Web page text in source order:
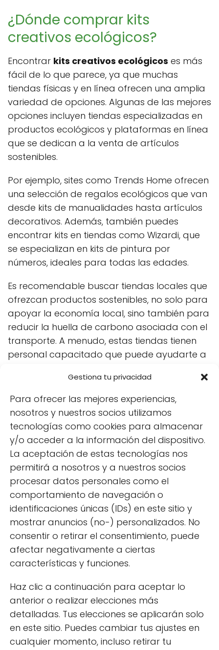
Gestiona tu privacidad
Para ofrecer las mejores experiencias,
nosotros y nuestros socios utilizamos
tecnologías como cookies para almacenar
y/o acceder a la información del dispositivo.
La aceptación de estas tecnologías nos
permitirá a nosotros y a nuestros socios
procesar datos personales como el
comportamiento de navegación o
identificaciones únicas (IDs) en este sitio y
mostrar anuncios (no-) personalizados. No
consentir o retirar el consentimiento, puede
afectar negativamente a ciertas
características y funciones.
Haz clic a continuación para aceptar lo
anterior o realizar elecciones más
detalladas. Tus elecciones se aplicarán solo
en este sitio. Puedes cambiar tus ajustes en
cualquier momento, incluso retirar tu
¿Dónde comprar kits
creativos ecológicos?
Encontrar kits creativos ecológicos es más
fácil de lo que parece, ya que muchas
tiendas físicas y en línea ofrecen una amplia
variedad de opciones. Algunas de las mejores
opciones incluyen tiendas especializadas en
productos ecológicos y plataformas en línea
que se dedican a la venta de artículos
sostenibles.
Por ejemplo, sites como Trends Home ofrecen
una selección de regalos ecológicos que van
desde kits de manualidades hasta artículos
decorativos. Además, también puedes
encontrar kits en tiendas como Wizardi, que
se especializan en kits de pintura por
números, ideales para todas las edades.
Es recomendable buscar tiendas locales que
ofrezcan productos sostenibles, no solo para
apoyar la economía local, sino también para
reducir la huella de carbono asociada con el
transporte. A menudo, estas tiendas tienen
personal capacitado que puede ayudarte a
Ideas chulas para regalar kits
creativos ecológicos
Si estás buscando ideas para regalarkits
creativos ecológicos, aquí hay algunas
sugerencias que seguramente serán bien
recibidas: